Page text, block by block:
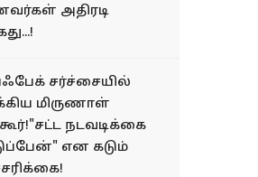
அதிரடி
சர்ச்சையில்
மிருணாள்
நடவடிக்கை
என கடும்